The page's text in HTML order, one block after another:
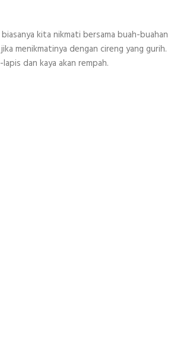
kita nikmati bersama buah-buahan
menikmatinya dengan cireng yang gurih.
dan kaya akan rempah.